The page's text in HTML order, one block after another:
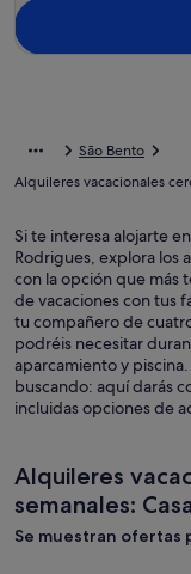
São Bento
Alquileres vacacionales
Si te interesa alojarte
Rodrigues, explora los
con la opción que más
de vacaciones con tus
tu compañero de
podréis necesitar
aparcamiento y
buscando: aquí darás
incluidas opciones de
Alquileres
semanales:
Se muestran ofertas